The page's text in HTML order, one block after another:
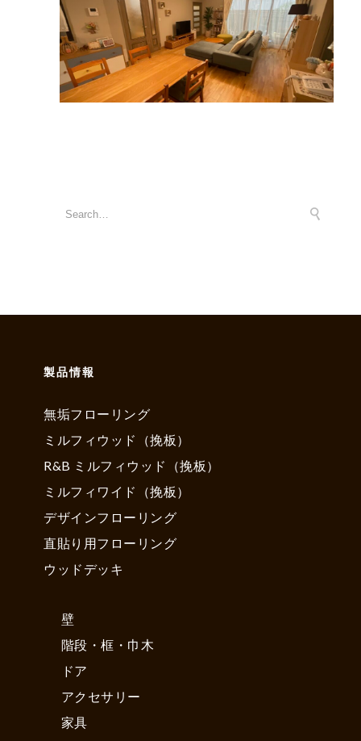
製品情報
無垢フローリング
ミルフィウッド（挽板）
R&B ミルフィウッド（挽板）
ミルフィワイド（挽板）
デザインフローリング
直貼り用フローリング
ウッドデッキ
壁
階段・框・巾木
ドア
アクセサリー
家具